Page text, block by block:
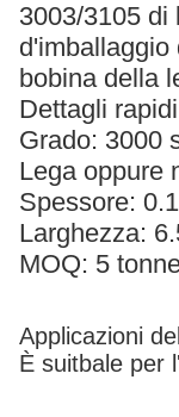
3003/3105 di
d'imballaggio
bobina della
Dettagli
Grado: 3000
Lega oppure
Spessore:
Larghezza:
MOQ: 5
Applicazioni
È suitbale per